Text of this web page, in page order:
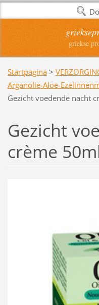
griekse
Startpagina >
Arganolie-Aloe-
Gezicht voedende nacht
Gezicht
crème